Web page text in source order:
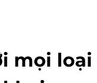
mọi loại